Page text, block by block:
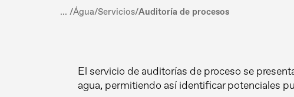
... /Água/Servicios/Auditoría de procesos
El servicio de auditorías de proceso se
agua, permitiendo así identificar potenciales